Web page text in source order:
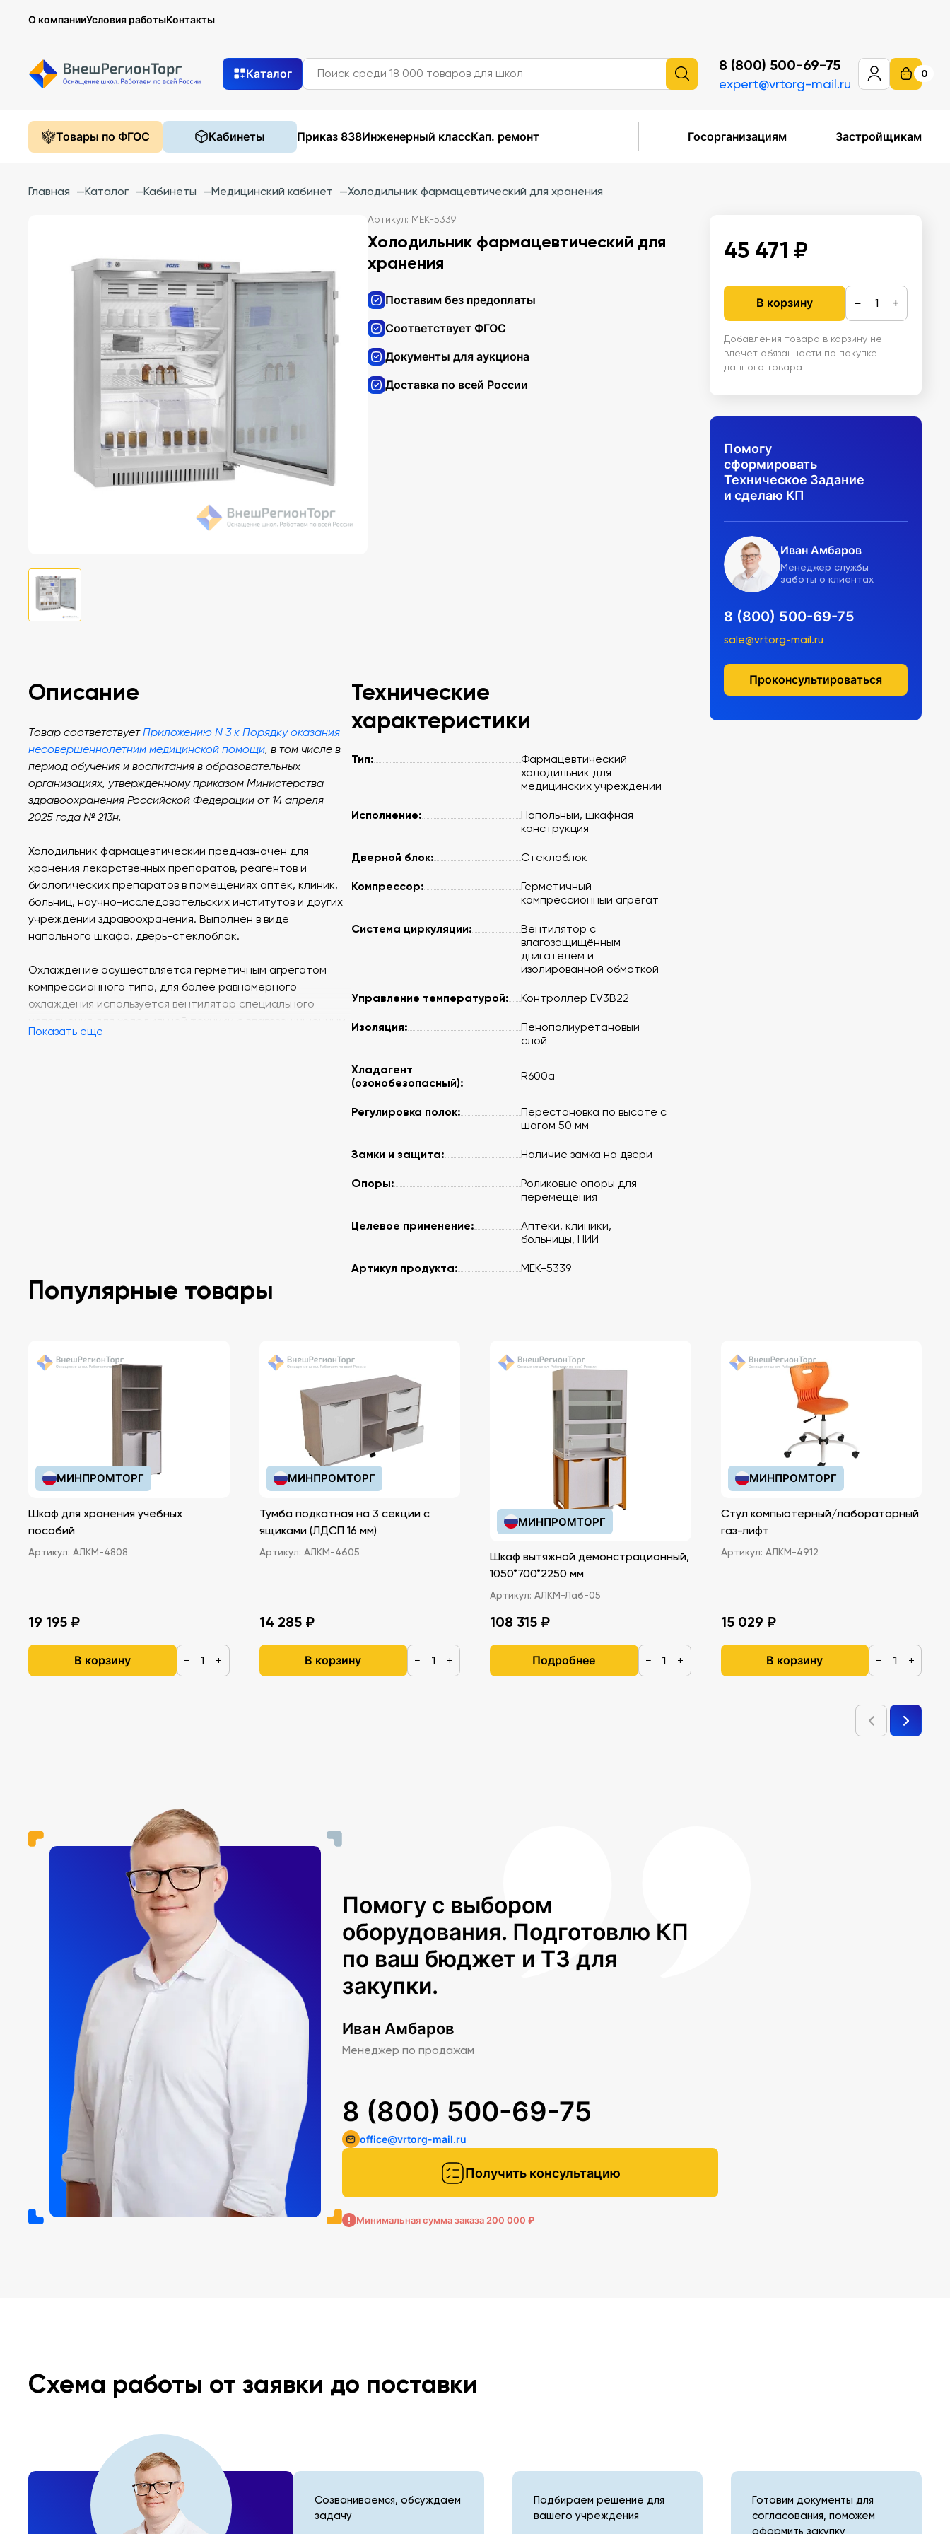
О компанииУсловия работыКонтакты
Каталог 8 (800) 500-69-75
expert@vrtorg-mail.ru
0
Товары по ФГОС Кабинеты Приказ 838Инженерный классКап. ремонт Госорганизациям Застройщикам
Главная —Каталог —Кабинеты —Медицинский кабинет —Холодильник фармацевтический для хранения
Артикул: МЕК-5339
Холодильник фармацевтический для
хранения
Поставим без предоплаты
Соответствует ФГОС
Документы для аукциона
Доставка по всей России
45 471 ₽
В корзину − +
Добавления товара в корзину не
влечет обязанности по покупке
данного товара
Помогу
сформировать
Техническое Задание
и сделаю КП
Иван Амбаров
Менеджер службы
заботы о клиентах
8 (800) 500-69-75
sale@vrtorg-mail.ru
Проконсультироваться
Описание
Товар соответствуетПриложению N 3 к Порядку оказания
несовершеннолетним медицинской помощи, в том числе в
период обучения и воспитания в образовательных
организациях, утвержденному приказом Министерства
здравоохранения Российской Федерации от 14 апреля
2025 года № 213н.
Холодильник фармацевтический предназначен для
хранения лекарственных препаратов, реагентов и
биологических препаратов в помещениях аптек, клиник,
больниц, научно-исследовательских институтов и других
учреждений здравоохранения. Выполнен в виде
напольного шкафа, дверь-стеклоблок.
Охлаждение осуществляется герметичным агрегатом
компрессионного типа, для более равномерного
охлаждения используется вентилятор специального
исполнения для холодильной техники с влагозащищенным
двигателем с изолированной катушкой. Температурный
Показать еще
Технические
характеристики
Тип:
Фармацевтический
холодильник для
медицинских учреждений
Исполнение:
Напольный, шкафная
конструкция
Дверной блок: Стеклоблок
Компрессор:
Герметичный
компрессионный агрегат
Система циркуляции:
Вентилятор с
влагозащищённым
двигателем и
изолированной обмоткой
Управление температурой: Контроллер EV3B22
Изоляция:
Пенополиуретановый
слой
Хладагент
(озонобезопасный):
R600a
Регулировка полок:
Перестановка по высоте с
шагом 50 мм
Замки и защита: Наличие замка на двери
Опоры:
Роликовые опоры для
перемещения
Целевое применение:
Аптеки, клиники,
больницы, НИИ
Артикул продукта: МЕК-5339
Популярные товары
МИНПРОМТОРГ
Шкаф для хранения учебных
пособий
Артикул: АЛКМ-4808
19 195 ₽
В корзину − +
МИНПРОМТОРГ
Тумба подкатная на 3 секции с
ящиками (ЛДСП 16 мм)
Артикул: АЛКМ-4605
14 285 ₽
В корзину − +
МИНПРОМТОРГ
Шкаф вытяжной демонстрационный,
1050*700*2250 мм
Артикул: АЛКМ-Лаб-05
108 315 ₽
Подробнее − +
МИНПРОМТОРГ
Стул компьютерный/лабораторный
газ-лифт
Артикул: АЛКМ-4912
15 029 ₽
В корзину − +
Помогу с выбором
оборудования. Подготовлю КП
по ваш бюджет и ТЗ для
закупки.
Иван Амбаров
Менеджер по продажам
Получить консультацию
8 (800) 500-69-75
office@vrtorg-mail.ru
Минимальная сумма заказа 200 000 ₽
Схема работы от заявки до поставки
Созваниваемся, обсуждаем
задачу
Подбираем решение для
вашего учреждения
Готовим документы для
согласования, поможем
оформить закупку